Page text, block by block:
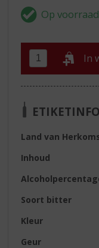
In
Land van
Inhoud
Soort bitter
Kleur
Geur